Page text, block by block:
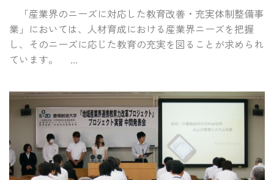
「産業界のニーズに対応した教育改善・充実体制整備事
業」においては、人材育成における産業界ニーズを把握
し、そのニーズに応じた教育の充実を図ることが求められ
ています。 ...